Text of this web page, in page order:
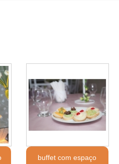
buffet com espaço